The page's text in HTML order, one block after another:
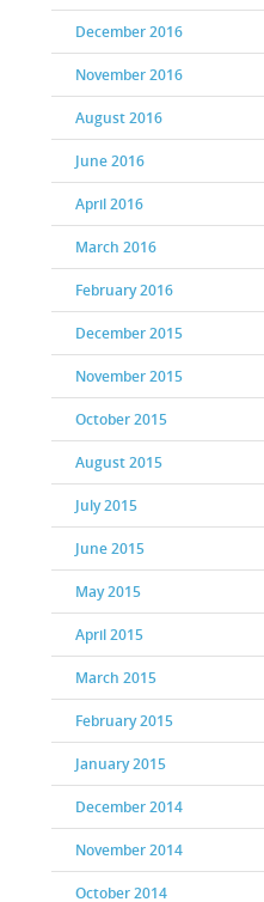
December 2016
November 2016
August 2016
June 2016
April 2016
March 2016
February 2016
December 2015
November 2015
October 2015
August 2015
July 2015
June 2015
May 2015
April 2015
March 2015
February 2015
January 2015
December 2014
November 2014
October 2014